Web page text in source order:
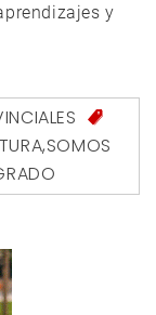
y
,SOMOS